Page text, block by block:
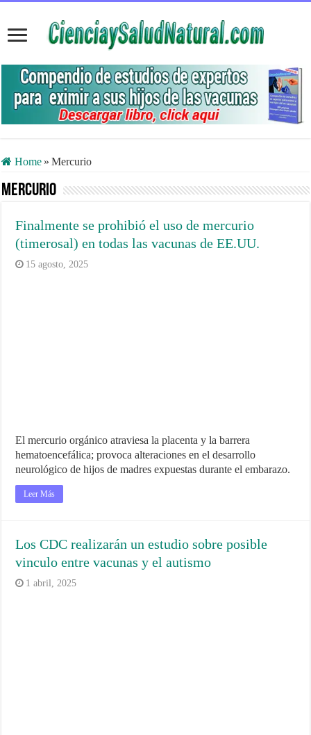
Home » Mercurio
Mercurio
Finalmente se prohibió el uso de mercurio
(timerosal) en todas las vacunas de EE.UU.
15 agosto, 2025
El mercurio orgánico atraviesa la placenta y la barrera
hematoencefálica; provoca alteraciones en el desarrollo
neurológico de hijos de madres expuestas durante el embarazo.
Leer Más
Los CDC realizarán un estudio sobre posible
vinculo entre vacunas y el autismo
1 abril, 2025